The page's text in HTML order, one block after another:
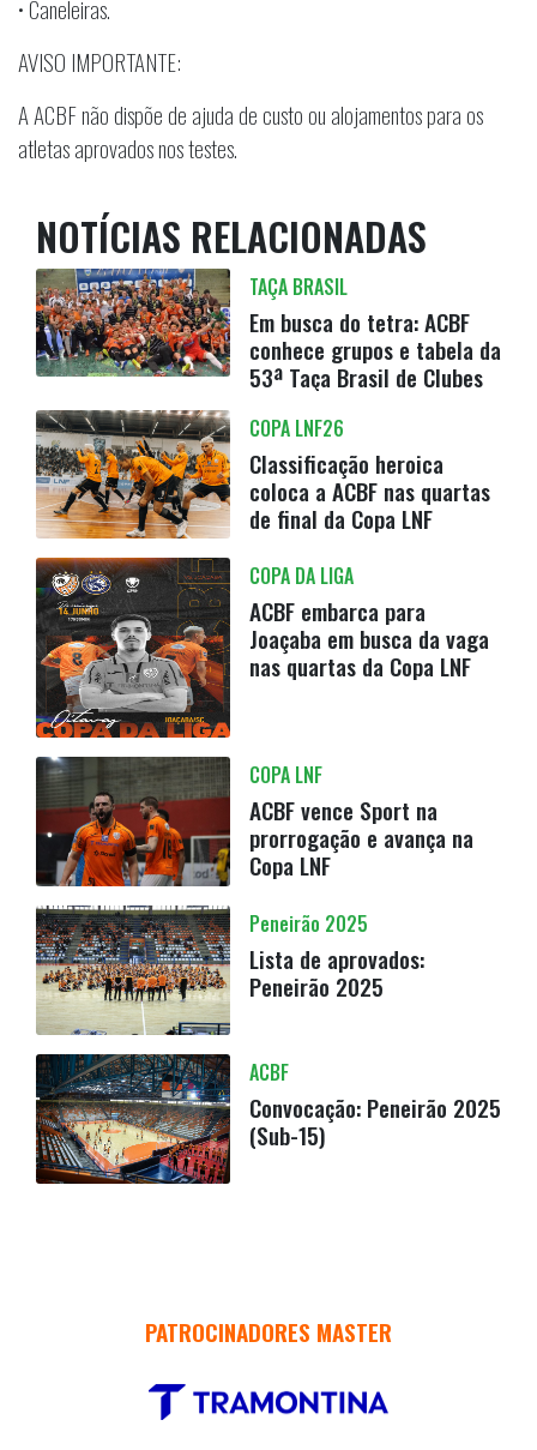
• Caneleiras.
AVISO IMPORTANTE:
A ACBF não dispõe de ajuda de custo ou alojamentos para os
atletas aprovados nos testes.
NOTÍCIAS RELACIONADAS
TAÇA BRASIL
Em busca do tetra: ACBF
conhece grupos e tabela da
53ª Taça Brasil de Clubes
COPA LNF26
Classificação heroica
coloca a ACBF nas quartas
de final da Copa LNF
COPA DA LIGA
ACBF embarca para
Joaçaba em busca da vaga
nas quartas da Copa LNF
COPA LNF
ACBF vence Sport na
prorrogação e avança na
Copa LNF
Peneirão 2025
Lista de aprovados:
Peneirão 2025
ACBF
Convocação: Peneirão 2025
(Sub-15)
PATROCINADORES MASTER